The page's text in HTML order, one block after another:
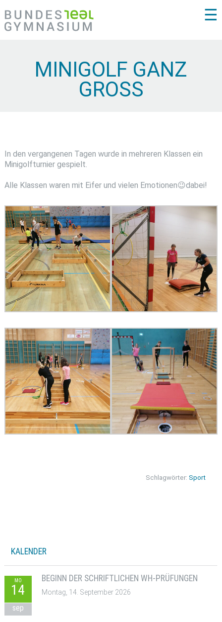
☰
MINIGOLF GANZ
GROSS
In den vergangenen Tagen wurde in mehreren Klassen ein
Minigolfturnier gespielt.
Alle Klassen waren mit Eifer und vielen Emotionen😉dabei!
Schlagwörter:Sport
KALENDER
MO
14
sep
BEGINN DER SCHRIFTLICHEN WH-PRÜFUNGEN
Montag, 14. September 2026